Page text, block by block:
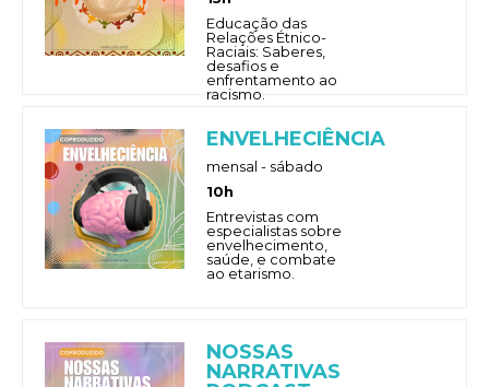
Educação das
Relações Étnico-
Raciais: Saberes,
desafios e
enfrentamento ao
racismo.
ENVELHECIÊNCIA
mensal - sábado
10h
Entrevistas com
especialistas sobre
envelhecimento,
saúde, e combate
ao etarismo.
NOSSAS
NARRATIVAS